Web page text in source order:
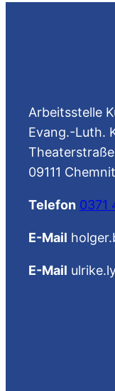
Arbeitsstelle
Evang.-Luth.
09111
Telefon 0371
E-Mail
E-Mail